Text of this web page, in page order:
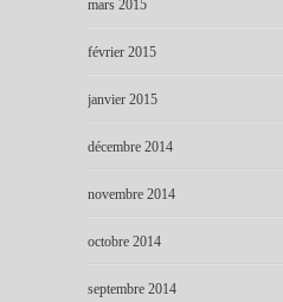
mars 2015
février 2015
janvier 2015
décembre 2014
novembre 2014
octobre 2014
septembre 2014